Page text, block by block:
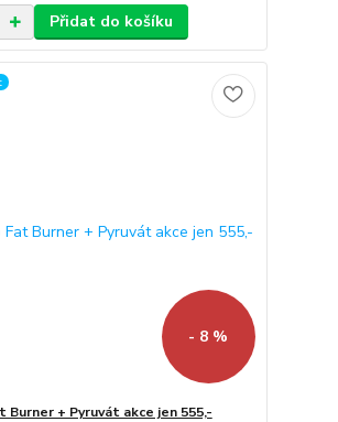
Přidat do košíku
- 8 %
Burner + Pyruvát akce jen 555,-